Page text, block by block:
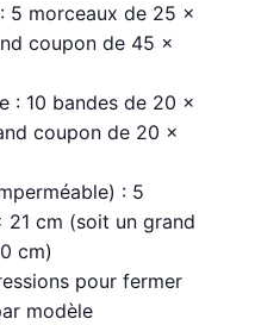
5 morceaux de 25 x
coupon de 45 x
: 10 bandes de 20 x
coupon de 20 x
: 5
cm (soit un grand
cm)
pour fermer
modèle